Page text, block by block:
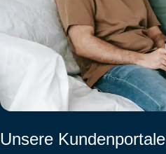
Unsere Kundenportale